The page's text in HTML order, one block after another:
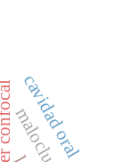
cavidad oral